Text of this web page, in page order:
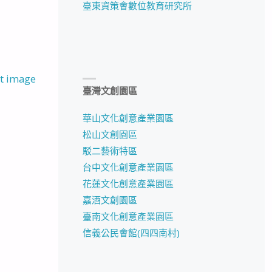
image
臺東資策會數位教育研究所
臺灣文創園區
華山文化創意產業園區
松山文創園區
駁二藝術特區
台中文化創意產業園區
花蓮文化創意產業園區
嘉酒文創園區
臺南文化創意產業園區
信義公民會館(四四南村)